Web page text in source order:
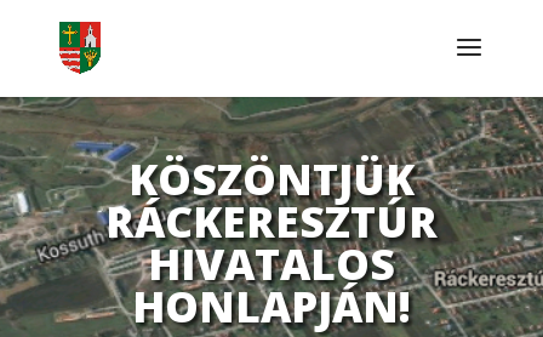
KÖSZÖNTJÜK
RÁCKERESZTÚR
HIVATALOS
HONLAPJÁN!